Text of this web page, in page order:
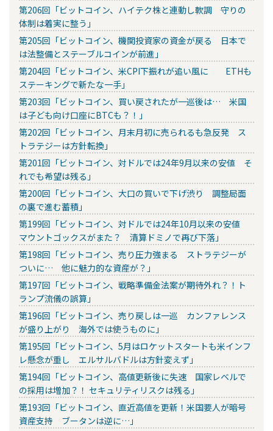
第206回「ビットコイン、ハイテク株と連動し軟調 守りの
体制は着実に整う」
第205回「ビットコイン、機関投資家の資金が戻る 日本で
は法整備とステーブルコインが前進」
第204回「ビットコイン、米CPI下振れが追い風に ETHも
ステーキングで新たな一手」
第203回「ビットコイン、買い戻されたが一巡後は… 米国
は子ども向け口座にBTCも？！」
第202回「ビットコイン、月末月初に売られるも急反発 ス
トラテジーは方針転換」
第201回「ビットコイン、対ドルでは24年9月以来の安値 そ
れでも希望は残る」
第200回「ビットコイン、大口の買いで下げ渋り 調整局面
の裏で進む蓄積」
第199回「ビットコイン、対ドルでは24年10月以来の安値
マウントゴックスがまた？ 清算ドミノで再び下落」
第198回「ビットコイン、売り圧力強まる ストラテジーが
ついに… 他に魅力的な資産が？」
第197回「ビットコイン、戦略準備金法案が期待外れ？！ト
ランプ流儀の誤算」
第196回「ビットコイン、売り戻しは一巡 カンファレンス
が盛り上がり 海外では使うものに」
第195回「ビットコイン、5月はロケットスタートも米インフ
レ懸念が重し エルサルバドルは方針変えず」
第194回「ビットコイン、高値更新後に失速 国家レベルで
の採用は増加？！ セキュリティリスクは残る」
第193回「ビットコイン、直近高値を更新！米国要人が暗号
資産支持 ブータンは逆に…」